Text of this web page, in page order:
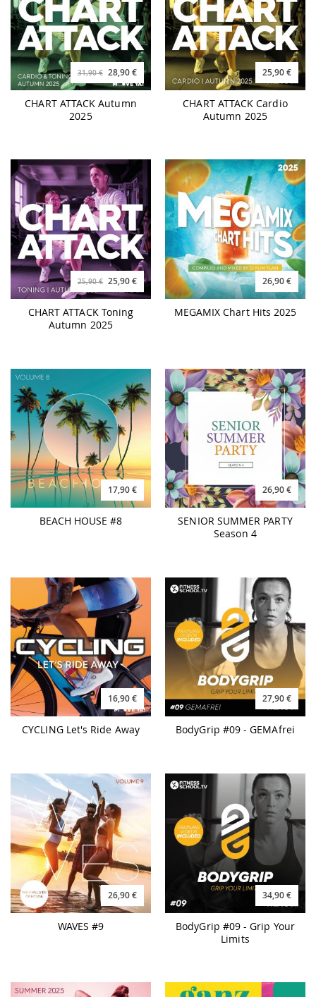
31,90 € 28,90 €
CHART ATTACK Autumn
2025
25,90 €
CHART ATTACK Cardio
Autumn 2025
25,90 € 25,90 €
CHART ATTACK Toning
Autumn 2025
26,90 €
MEGAMIX Chart Hits 2025
17,90 €
BEACH HOUSE #8
26,90 €
SENIOR SUMMER PARTY
Season 4
16,90 €
CYCLING Let's Ride Away
27,90 €
BodyGrip #09 - GEMAfrei
26,90 €
WAVES #9
34,90 €
BodyGrip #09 - Grip Your
Limits